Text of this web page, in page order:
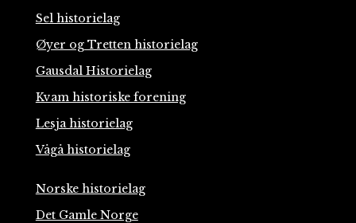
Sel historielag
Øyer og Tretten historielag
Gausdal Historielag
Kvam historiske forening
Lesja historielag
Vågå historielag
Norske historielag
Det Gamle Norge